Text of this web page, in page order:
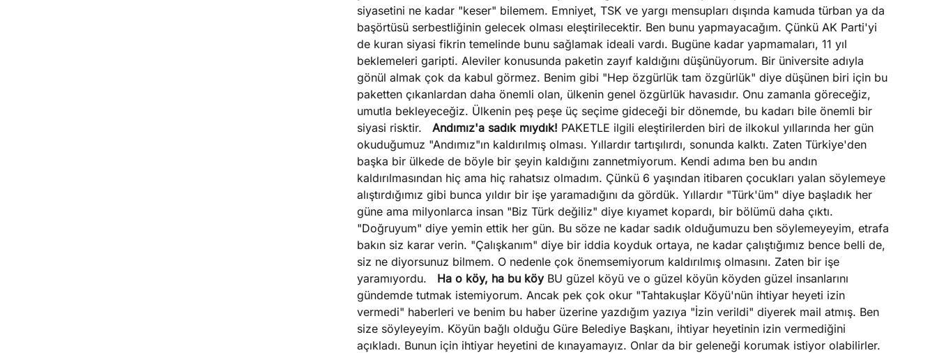
siyasetini ne kadar "keser" bilemem. Emniyet, TSK ve yargı mensupları dışında kamuda türban ya da
başörtüsü serbestliğinin gelecek olması eleştirilecektir. Ben bunu yapmayacağım. Çünkü AK Parti'yi
de kuran siyasi fikrin temelinde bunu sağlamak ideali vardı. Bugüne kadar yapmamaları, 11 yıl
beklemeleri garipti. Aleviler konusunda paketin zayıf kaldığını düşünüyorum. Bir üniversite adıyla
gönül almak çok da kabul görmez. Benim gibi "Hep özgürlük tam özgürlük" diye düşünen biri için bu
paketten çıkanlardan daha önemli olan, ülkenin genel özgürlük havasıdır. Onu zamanla göreceğiz,
umutla bekleyeceğiz. Ülkenin peş peşe üç seçime gideceği bir dönemde, bu kadarı bile önemli bir
siyasi risktir. Andımız'a sadık mıydık! PAKETLE ilgili eleştirilerden biri de ilkokul yıllarında her gün
okuduğumuz "Andımız"ın kaldırılmış olması. Yıllardır tartışılırdı, sonunda kalktı. Zaten Türkiye'den
başka bir ülkede de böyle bir şeyin kaldığını zannetmiyorum. Kendi adıma ben bu andın
kaldırılmasından hiç ama hiç rahatsız olmadım. Çünkü 6 yaşından itibaren çocukları yalan söylemeye
alıştırdığımız gibi bunca yıldır bir işe yaramadığını da gördük. Yıllardır "Türk'üm" diye başladık her
güne ama milyonlarca insan "Biz Türk değiliz" diye kıyamet kopardı, bir bölümü daha çıktı.
"Doğruyum" diye yemin ettik her gün. Bu söze ne kadar sadık olduğumuzu ben söylemeyeyim, etrafa
bakın siz karar verin. "Çalışkanım" diye bir iddia koyduk ortaya, ne kadar çalıştığımız bence belli de,
siz ne diyorsunuz bilmem. O nedenle çok önemsemiyorum kaldırılmış olmasını. Zaten bir işe
yaramıyordu. Ha o köy, ha bu köyBU güzel köyü ve o güzel köyün köyden güzel insanlarını
gündemde tutmak istemiyorum. Ancak pek çok okur "Tahtakuşlar Köyü'nün ihtiyar heyeti izin
vermedi" haberleri ve benim bu haber üzerine yazdığım yazıya "İzin verildi" diyerek mail atmış. Ben
size söyleyeyim. Köyün bağlı olduğu Güre Belediye Başkanı, ihtiyar heyetinin izin vermediğini
açıkladı. Bunun için ihtiyar heyetini de kınayamayız. Onlar da bir geleneği korumak istiyor olabilirler.